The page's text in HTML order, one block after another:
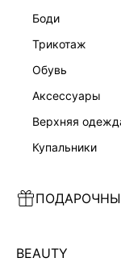
боди
трикотаж
обувь
аксессуары
верхняя
купальники
BEAUTY
ДЖЕМПЕР С